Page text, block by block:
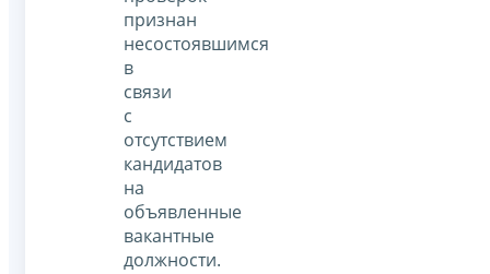
признан
несостоявшимся
в
связи
с
отсутствием
кандидатов
на
объявленные
вакантные
должности.